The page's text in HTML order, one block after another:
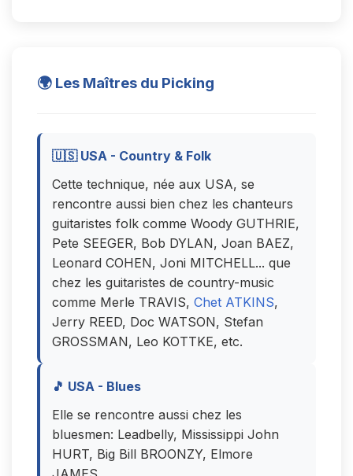
🌍 Les Maîtres du Picking
🇺🇸 USA - Country & Folk
Cette technique, née aux USA, se
rencontre aussi bien chez les chanteurs
guitaristes folk comme Woody GUTHRIE,
Pete SEEGER, Bob DYLAN, Joan BAEZ,
Leonard COHEN, Joni MITCHELL... que
chez les guitaristes de country-music
comme Merle TRAVIS, Chet ATKINS,
Jerry REED, Doc WATSON, Stefan
GROSSMAN, Leo KOTTKE, etc.
🎵 USA - Blues
Elle se rencontre aussi chez les
bluesmen: Leadbelly, Mississippi John
HURT, Big Bill BROONZY, Elmore